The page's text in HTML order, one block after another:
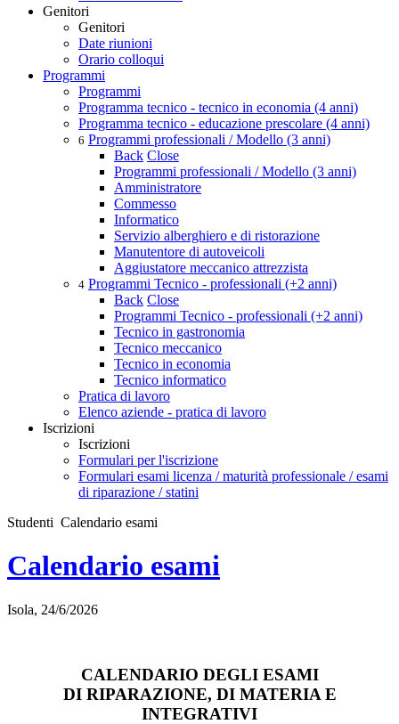
Genitori
Genitori
Date riunioni
Orario colloqui
Programmi
Programmi
Programma tecnico - tecnico in economia (4 anni)
Programma tecnico - educazione prescolare (4 anni)
6 Programmi professionali / Modello (3 anni)
Back Close
Programmi professionali / Modello (3 anni)
Amministratore
Commesso
Informatico
Servizio alberghiero e di ristorazione
Manutentore di autoveicoli
Aggiustatore meccanico attrezzista
4 Programmi Tecnico - professionali (+2 anni)
Back Close
Programmi Tecnico - professionali (+2 anni)
Tecnico in gastronomia
Tecnico meccanico
Tecnico in economia
Tecnico informatico
Pratica di lavoro
Elenco aziende - pratica di lavoro
Iscrizioni
Iscrizioni
Formulari per l'iscrizione
Formulari esami licenza / maturità professionale / esami
di riparazione / statini
Studenti Calendario esami
Calendario esami
Isola, 24/6/2026
CALENDARIO DEGLI ESAMI
DI RIPARAZIONE, DI MATERIA E
INTEGRATIVI